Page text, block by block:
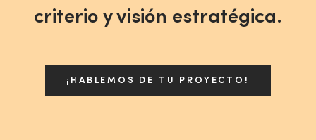
criterio y visión estratégica.
¡HABLEMOS DE TU PROYECTO!